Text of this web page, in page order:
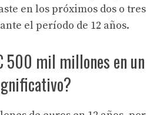
en los próximos dos o tres
el período de 12 años.
500 mil millones en un